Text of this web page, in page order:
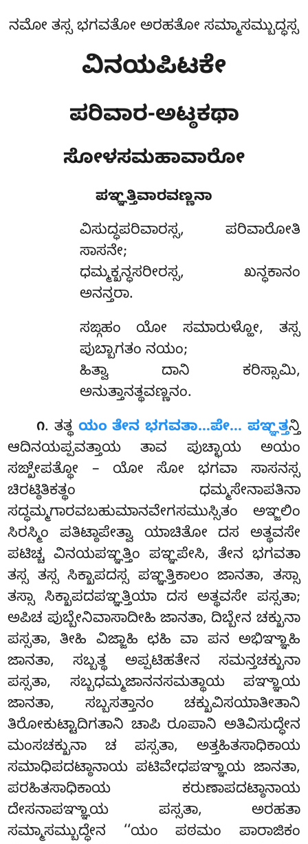
ನಮೋ ತಸ್ಸ ಭಗವತೋ ಅರಹತೋ ಸಮ್ಮಾಸಮ್ಬುದ್ಧಸ್ಸ
ವಿನಯಪಿಟಕೇ
ಪರಿವಾರ-ಅಟ್ಠಕಥಾ
ಸೋಳಸಮಹಾವಾರೋ
ಪಞ್ಞತ್ತಿವಾರವಣ್ಣನಾ
ವಿಸುದ್ಧಪರಿವಾರಸ್ಸ, ಪರಿವಾರೋತಿ
ಸಾಸನೇ;
ಧಮ್ಮಕ್ಖನ್ಧಸರೀರಸ್ಸ, ಖನ್ಧಕಾನಂ
ಅನನ್ತರಾ.
ಸಙ್ಗಹಂ ಯೋ ಸಮಾರುಳ್ಹೋ, ತಸ್ಸ
ಪುಬ್ಬಾಗತಂ ನಯಂ;
ಹಿತ್ವಾ ದಾನಿ ಕರಿಸ್ಸಾಮಿ,
ಅನುತ್ತಾನತ್ಥವಣ್ಣನಂ.
೧. ತತ್ಥ ಯಂ ತೇನ ಭಗವತಾ…ಪೇ… ಪಞ್ಞತ್ತನ್ತಿ
ಆದಿನಯಪ್ಪವತ್ತಾಯ ತಾವ ಪುಚ್ಛಾಯ ಅಯಂ
ಸಙ್ಖೇಪತ್ಥೋ – ಯೋ ಸೋ ಭಗವಾ ಸಾಸನಸ್ಸ
ಚಿರಟ್ಠಿತಿಕತ್ಥಂ ಧಮ್ಮಸೇನಾಪತಿನಾ
ಸದ್ಧಮ್ಮಗಾರವಬಹುಮಾನವೇಗಸಮುಸ್ಸಿತಂ ಅಞ್ಜಲಿಂ
ಸಿರಸ್ಮಿಂ ಪತಿಟ್ಠಾಪೇತ್ವಾ ಯಾಚಿತೋ ದಸ ಅತ್ಥವಸೇ
ಪಟಿಚ್ಚ ವಿನಯಪಞ್ಞತ್ತಿಂ ಪಞ್ಞಪೇಸಿ, ತೇನ ಭಗವತಾ
ತಸ್ಸ ತಸ್ಸ ಸಿಕ್ಖಾಪದಸ್ಸ ಪಞ್ಞತ್ತಿಕಾಲಂ ಜಾನತಾ, ತಸ್ಸಾ
ತಸ್ಸಾ ಸಿಕ್ಖಾಪದಪಞ್ಞತ್ತಿಯಾ ದಸ ಅತ್ಥವಸೇ ಪಸ್ಸತಾ;
ಅಪಿಚ ಪುಬ್ಬೇನಿವಾಸಾದೀಹಿ ಜಾನತಾ, ದಿಬ್ಬೇನ ಚಕ್ಖುನಾ
ಪಸ್ಸತಾ, ತೀಹಿ ವಿಜ್ಜಾಹಿ ಛಹಿ ವಾ ಪನ ಅಭಿಞ್ಞಾಹಿ
ಜಾನತಾ, ಸಬ್ಬತ್ಥ ಅಪ್ಪಟಿಹತೇನ ಸಮನ್ತಚಕ್ಖುನಾ
ಪಸ್ಸತಾ, ಸಬ್ಬಧಮ್ಮಜಾನನಸಮತ್ಥಾಯ ಪಞ್ಞಾಯ
ಜಾನತಾ, ಸಬ್ಬಸತ್ತಾನಂ ಚಕ್ಖುವಿಸಯಾತೀತಾನಿ
ತಿರೋಕುಟ್ಟಾದಿಗತಾನಿ ಚಾಪಿ ರೂಪಾನಿ ಅತಿವಿಸುದ್ಧೇನ
ಮಂಸಚಕ್ಖುನಾ ಚ ಪಸ್ಸತಾ, ಅತ್ತಹಿತಸಾಧಿಕಾಯ
ಸಮಾಧಿಪದಟ್ಠಾನಾಯ ಪಟಿವೇಧಪಞ್ಞಾಯ ಜಾನತಾ,
ಪರಹಿತಸಾಧಿಕಾಯ ಕರುಣಾಪದಟ್ಠಾನಾಯ
ದೇಸನಾಪಞ್ಞಾಯ ಪಸ್ಸತಾ, ಅರಹತಾ
ಸಮ್ಮಾಸಮ್ಬುದ್ಧೇನ ‘‘ಯಂ ಪಠಮಂ ಪಾರಾಜಿಕಂ